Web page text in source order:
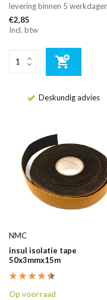
levering binnen 5 werkdagen
€2,85
Incl. btw
Deskundig advies
NMC
insul isolatie tape
50x3mmx15m
Op voorraad